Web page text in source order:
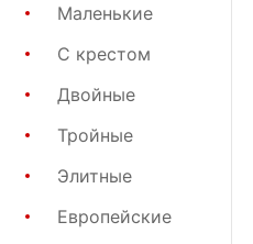
Маленькие
С крестом
Двойные
Тройные
Элитные
Европейские